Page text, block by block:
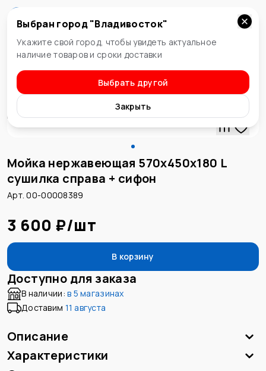
Владивосток
Выбран город "Владивосток"
Укажите свой город, чтобы увидеть актуальное
наличие товаров и сроки доставки
Выбрать другой
Закрыть
Нержавеющие мойки
Мойка нержавеющая 570х450х180 L
сушилка справа + сифон
Арт. 00-00008389
3 600 ₽/шт
В корзину
Доступно для заказа
В наличии: в 5 магазинах
Доставим 11 августа
Описание
Характеристики